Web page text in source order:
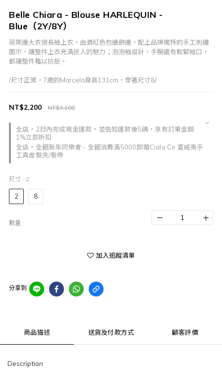
Belle Chiara - Blouse HARLEQUIN -
Blue（2Y/8Y）
荷葉邊大衣領長袖上衣，由酒紅色包邊飾邊，配上品牌獨特的手工刺繡
圖示，讓整件上衣充滿迷人的魅力；泡泡袖設計，手腕處有鬆緊袖口，
都讓整件難以抗拒。
/尺寸正常，7歲的Marcela身高131cm，穿著尺寸8/
全店，2日內完成現金匯款，並告知匯款後5碼，享有訂單金額
1%立即折扣
全店，全館新年同樂會 - 全館消費滿5000即贈Ciala Co 夏威夷手
工真皮髮夾/髮帶
NT$3,100
NT$2,200
尺寸 : 2
2 8
數量
加入追蹤清單
分享到
商品描述 送貨及付款方式 顧客評價
Description